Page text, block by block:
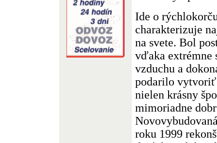
Ide o
charakterizuje
na svete. Bol
vďaka extrémne
vzduchu a
podarilo vytvoriť
nielen krásny
mimoriadne
roku 1999